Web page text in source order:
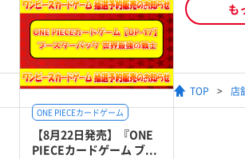
ONE PIECEカードゲーム
【8月22日発売】『ONE
PIECEカードゲーム ブ...
も
TOP 店